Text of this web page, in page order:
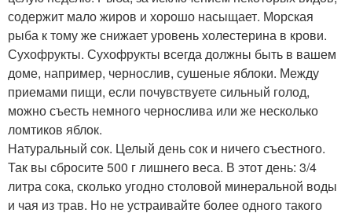
содержит мало жиров и хорошо насыщает. Морская
рыба к тому же снижает уровень холестерина в крови.
Сухофрукты. Сухофрукты всегда должны быть в вашем
доме, например, чернослив, сушеные яблоки. Между
приемами пищи, если почувствуете сильный голод,
можно съесть немного чернослива или же несколько
ломтиков яблок.
Натуральный сок. Целый день сок и ничего съестного.
Так вы сбросите 500 г лишнего веса. В этот день: 3/4
литра сока, сколько угодно столовой минеральной воды
и чая из трав. Но не устраивайте более одного такого